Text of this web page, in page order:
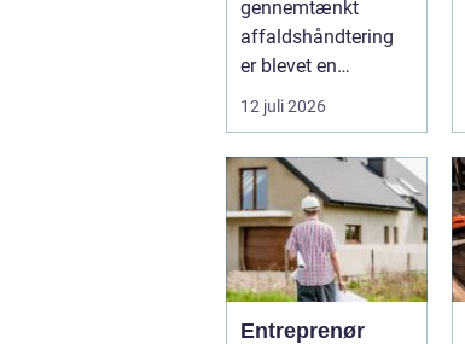
gennemtænkt
affaldshåndtering
er blevet en
nøglefaktor i den
grønne omstilling.
Vi st...
12 juli 2026
Entreprenør